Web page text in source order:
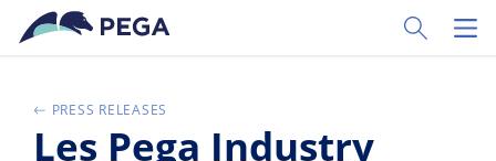
Zum Hauptinhalt wechseln
Toggle
PRESS RELEASES
Les Pega Industry